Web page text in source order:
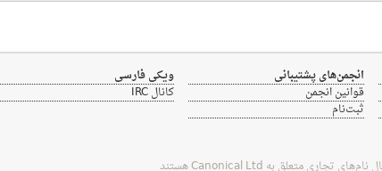
انجمن‌های پشتیبانی
قوانین انجمن
ثبت‌نام
ویکی فارسی
کانال IRC